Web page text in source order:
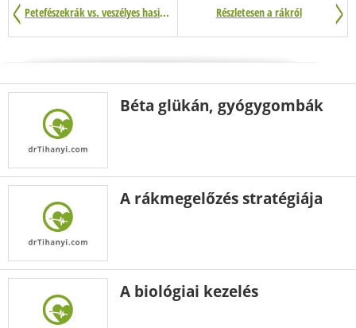
Petefészekrák vs. veszélyes hasi zsírszövet Részletesen a rákról
Béta glükán, gyógygombák
A rákmegelőzés stratégiája
A biológiai kezelés